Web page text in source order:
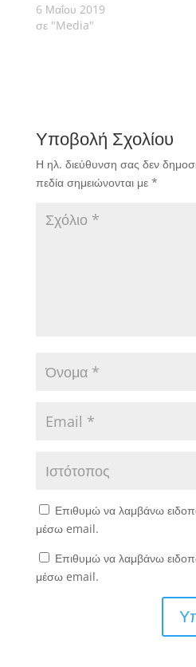
6 Μαΐου 2019
σε "Media"
Υποβολή Σχολίου
Η ηλ. διεύθυνση σας δεν
πεδία σημειώνονται με *
Επιθυμώ να λαμβάνω
μέσω email.
Επιθυμώ να λαμβάνω
μέσω email.